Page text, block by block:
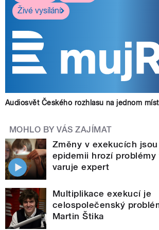
Živé vysílání
Audiosvět Českého rozhlasu na jednom
MOHLO BY VÁS ZAJÍMAT
Změny v exekucích
epidemii hrozí
varuje expert
Multiplikace exekucí je
celospolečenský
Martin Štika